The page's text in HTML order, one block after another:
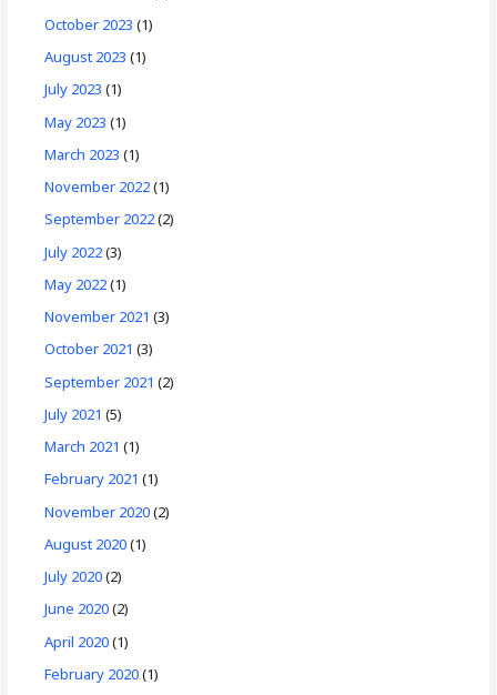
October 2023 (1)
August 2023 (1)
July 2023 (1)
May 2023 (1)
March 2023 (1)
November 2022(1)
September 2022(2)
July 2022(3)
May 2022(1)
November 2021 (3)
October 2021 (3)
September 2021 (2)
July 2021 (5)
March 2021 (1)
February 2021 (1)
November 2020(2)
August 2020(1)
July 2020(2)
June 2020(2)
April 2020(1)
February 2020(1)